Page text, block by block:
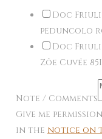
Doc
peduncolo
Doc
Zôe Cuvée
Note / Comments
Give me
in the notice on